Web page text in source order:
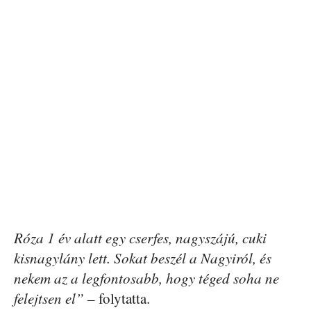
Róza 1 év alatt egy cserfes, nagyszájú, cuki
kisnagylány lett. Sokat beszél a Nagyiról, és
nekem az a legfontosabb, hogy téged soha ne
felejtsen el” – folytatta.